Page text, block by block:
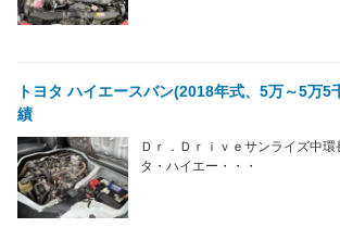
トヨタ ハイエースバン(2018年式、5万～5万5
績
Ｄｒ．Ｄｒｉｖｅサンライズ中環
タ・ハイエー・・・